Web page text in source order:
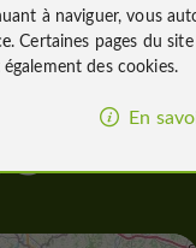
à naviguer, vous
. Certaines pages du
des cookies.
En